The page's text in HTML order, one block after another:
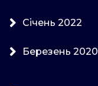
Січень 2022
Березень 2020